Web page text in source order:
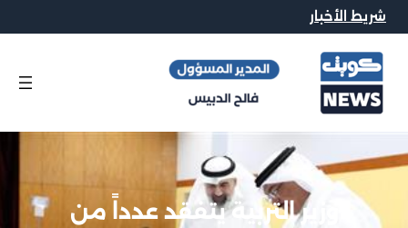
شريط الأخبار
وزير التربية يتفقد عدداً من